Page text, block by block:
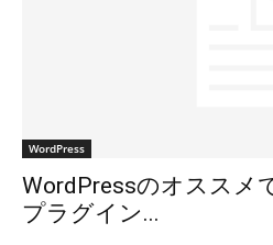
WordPress
WordPressのオススメ
プラグイン...